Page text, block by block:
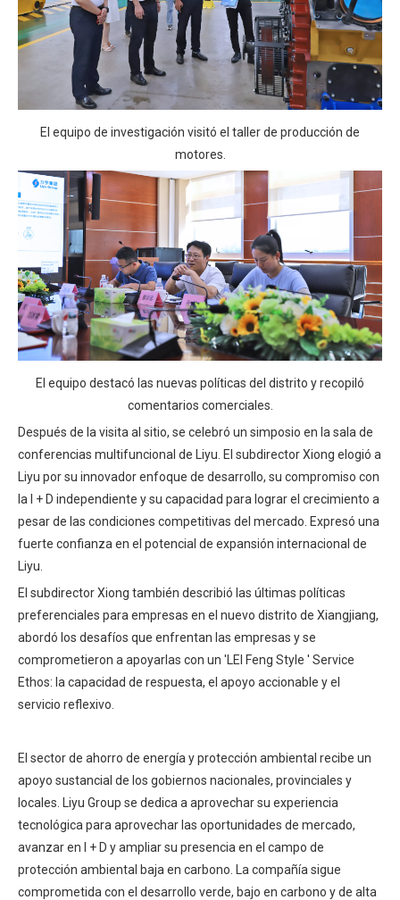
El equipo de investigación visitó el taller de producción de
motores.
El equipo destacó las nuevas políticas del distrito y recopiló
comentarios comerciales.
Después de la visita al sitio, se celebró un simposio en la sala de
conferencias multifuncional de Liyu. El subdirector Xiong elogió a
Liyu por su innovador enfoque de desarrollo, su compromiso con
la I + D independiente y su capacidad para lograr el crecimiento a
pesar de las condiciones competitivas del mercado. Expresó una
fuerte confianza en el potencial de expansión internacional de
Liyu.
El subdirector Xiong también describió las últimas políticas
preferenciales para empresas en el nuevo distrito de Xiangjiang,
abordó los desafíos que enfrentan las empresas y se
comprometieron a apoyarlas con un 'LEI Feng Style ' Service
Ethos: la capacidad de respuesta, el apoyo accionable y el
servicio reflexivo.
El sector de ahorro de energía y protección ambiental recibe un
apoyo sustancial de los gobiernos nacionales, provinciales y
locales. Liyu Group se dedica a aprovechar su experiencia
tecnológica para aprovechar las oportunidades de mercado,
avanzar en I + D y ampliar su presencia en el campo de
protección ambiental baja en carbono. La compañía sigue
comprometida con el desarrollo verde, bajo en carbono y de alta